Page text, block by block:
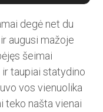
degė net du
augusi mažoje
šeimai
taupiai statydino
vos vie­nuolika
teko našta vienai